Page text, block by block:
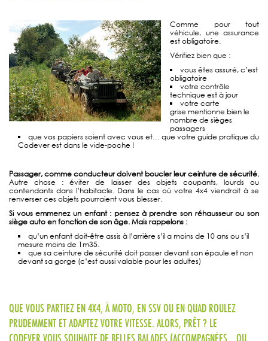
Comme pour tout
véhicule, une assurance
est obligatoire.
Vérifiez bien que :
vous êtes assuré, c’est
obligatoire
votre contrôle
technique est à jour
votre carte
grise mentionne bien le
nombre de sièges
passagers
que vos papiers soient avec vous et… que votre guide pratique du
Codever est dans le vide-poche !
Passager, comme conducteur doivent boucler leur ceinture de sécurité.
Autre chose : éviter de laisser des objets coupants, lourds ou
contendants dans l’habitacle. Dans le cas où votre 4x4 viendrait à se
renverser ces objets pourraient vous blesser.
Si vous emmenez un enfant : pensez à prendre son réhausseur ou son
siège auto en fonction de son âge. Mais rappelons :
qu’un enfant doit-être assis à l’arrière s’il a moins de 10 ans ou s’il
mesure moins de 1m35.
que sa ceinture de sécurité doit passer devant son épaule et non
devant sa gorge (c’est aussi valable pour les adultes)
QUE VOUS PARTIEZ EN 4X4, À MOTO, EN SSV OU EN QUAD ROULEZ
PRUDEMMENT ET ADAPTEZ VOTRE VITESSE. ALORS, PRÊT ? LE
CODEVER VOUS SOUHAITE DE BELLES BALADES (ACCOMPAGNÉES… OU